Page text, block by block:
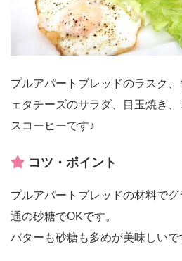
プルアパートブレッドのラスク
ェタチーズのサラダ、目玉焼き
スコーヒーです♪
コツ・ポイント
プルアパートブレッドの材料で
通の砂糖でOKです。
バターも砂糖も多めが美味しいで